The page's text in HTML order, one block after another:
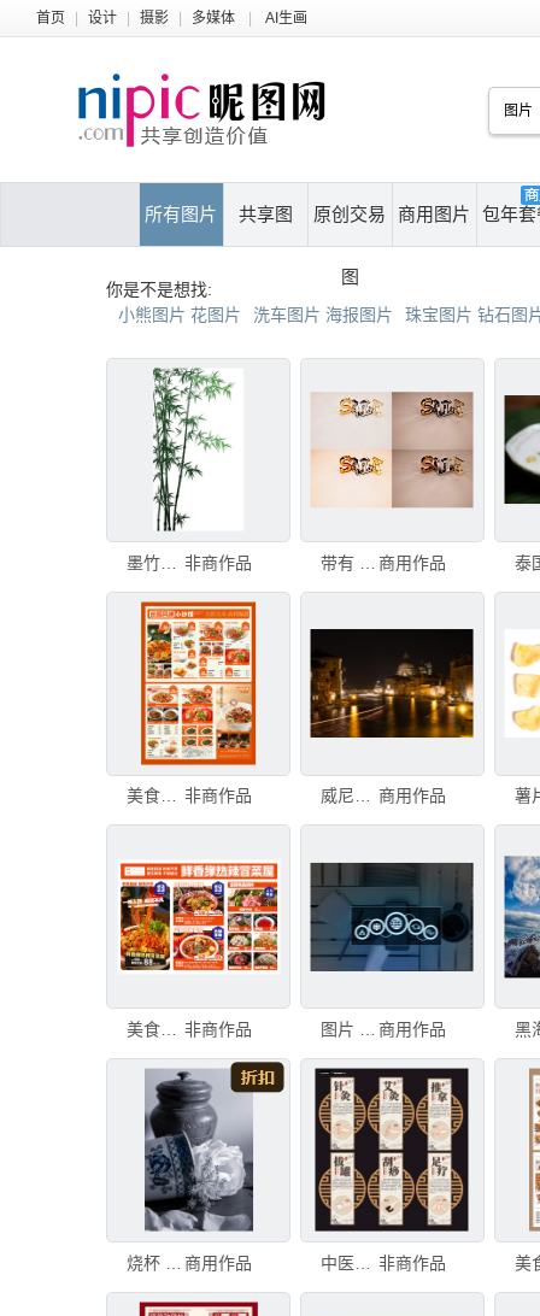
首页 设计 摄影 多媒体 AI生画
所有图片 共享图 原创交易
图
商用图片 包年套
你是不是想找:
小熊图片 花图片 洗车图片 海报图片 珠宝图片 钻石图
非商作品 商用作品
美食菜单展示图片 非商作品 威尼斯意大利大运河的城市景观图片，背景是圣马尔谷圣约翰大教堂，大运河的城市景观图片圣马尔谷圣约翰大教 商用作品
非商作品 商用作品
商用作品 非商作品